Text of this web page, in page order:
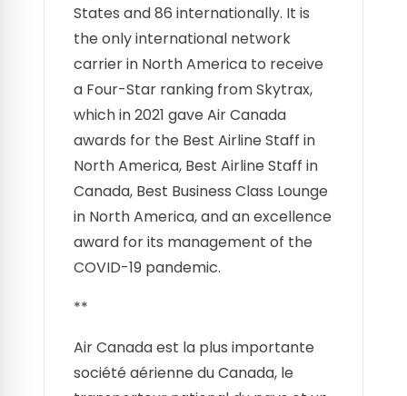
States and 86 internationally. It is
the only international network
carrier in North America to receive
a Four-Star ranking from Skytrax,
which in 2021 gave Air Canada
awards for the Best Airline Staff in
North America, Best Airline Staff in
Canada, Best Business Class Lounge
in North America, and an excellence
award for its management of the
COVID-19 pandemic.
**
Air Canada est la plus importante
société aérienne du Canada, le